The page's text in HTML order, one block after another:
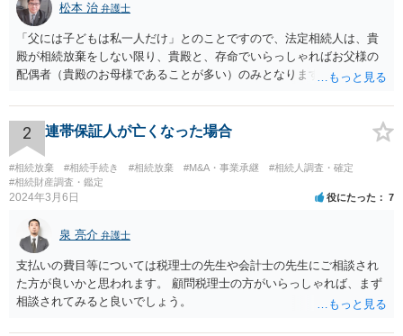
松本 治 弁護士
「父には子どもは私一人だけ」とのことですので、法定相続人は、貴
殿が相続放棄をしない限り、貴殿と、存命でいらっしゃればお父様の
配偶者（貴殿のお母様であることが多い）のみとなります。遺言がな
2 連帯保証人が亡くなった場合
#相続放棄 #相続手続き #相続放棄 #M&A・事業承継
#相続人調査・確定
#相続財産調査・鑑定
2024年3月6日 役にたった 7
泉 亮介 弁護士
支払いの費目等については税理士の先生や会計士の先生にご相談され
た方が良いかと思われます。 顧問税理士の方がいらっしゃれば、まず
相談されてみると良いでしょう。